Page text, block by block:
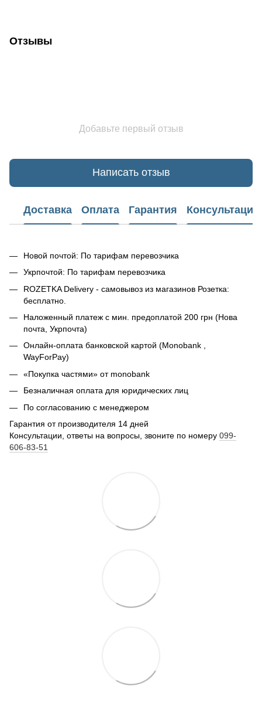
Отзывы
Добавьте первый отзыв
Написать отзыв
Доставка Оплата Гарантия Консультация
Новой почтой: По тарифам перевозчика
Укрпочтой: По тарифам перевозчика
ROZETKA Delivery - самовывоз из магазинов Розетка:
бесплатно.
Наложенный платеж с мин. предоплатой 200 грн (Нова
почта, Укрпочта)
Онлайн-оплата банковской картой (Monobank ,
WayForPay)
«Покупка частями» от monobank
Безналичная оплата для юридических лиц
По согласованию с менеджером
Гарантия от производителя 14 дней
Консультации, ответы на вопросы, звоните по номеру 099-
606-83-51